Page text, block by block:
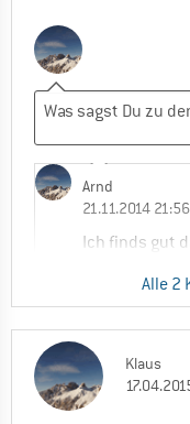
Arnd
21.11.2014 21:56
Ich finds gut
und die
,,,hab den
0
Alle 2
Klaus